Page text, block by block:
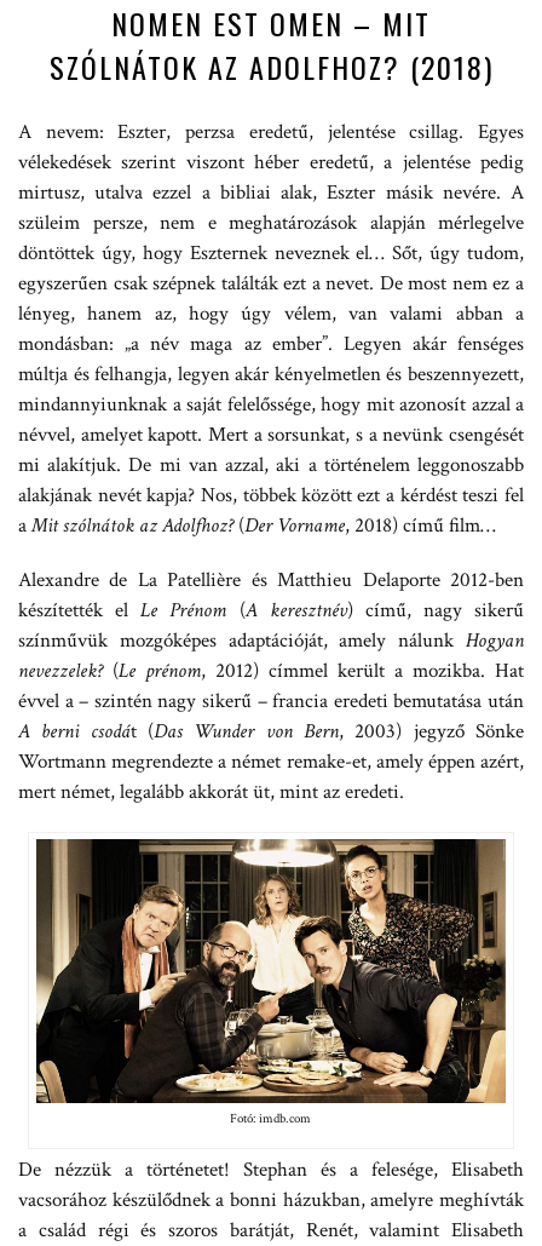
NOMEN EST OMEN – MIT
SZÓLNÁTOK AZ ADOLFHOZ? (2018)
A nevem: Eszter, perzsa eredetű, jelentése csillag. Egyes
vélekedések szerint viszont héber eredetű, a jelentése pedig
mirtusz, utalva ezzel a bibliai alak, Eszter másik nevére. A
szüleim persze, nem e meghatározások alapján mérlegelve
döntöttek úgy, hogy Eszternek neveznek el… Sőt, úgy tudom,
egyszerűen csak szépnek találták ezt a nevet. De most nem ez a
lényeg, hanem az, hogy úgy vélem, van valami abban a
mondásban: „a név maga az ember”. Legyen akár fenséges
múltja és felhangja, legyen akár kényelmetlen és beszennyezett,
mindannyiunknak a saját felelőssége, hogy mit azonosít azzal a
névvel, amelyet kapott. Mert a sorsunkat, s a nevünk csengését
mi alakítjuk. De mi van azzal, aki a történelem leggonoszabb
alakjának nevét kapja? Nos, többek között ezt a kérdést teszi fel
aMit szólnátok az Adolfhoz?(Der Vorname, 2018) című film…
Alexandre de La Patellière és Matthieu Delaporte 2012-ben
készítették elLe Prénom (A keresztnév) című, nagy sikerű
színművük mozgóképes adaptációját, amely nálunk Hogyan
nevezzelek?(Le prénom, 2012) címmel került a mozikba. Hat
évvel a – szintén nagy sikerű – francia eredeti bemutatása után
A berni csodát (Das Wunder von Bern, 2003) jegyző Sönke
Wortmann megrendezte a német remake-et, amely éppen azért,
mert német, legalább akkorát üt, mint az eredeti.
Fotó: imdb.com
De nézzük a történetet! Stephan és a felesége, Elisabeth
vacsorához készülődnek a bonni házukban, amelyre meghívták
a család régi és szoros barátját, Renét, valamint Elisabeth